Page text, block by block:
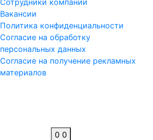
Сотрудники компании
Вакансии
Политика конфиденциальности
Согласие на обработку
персональных данных
Согласие на получение рекламных
материалов
0 0